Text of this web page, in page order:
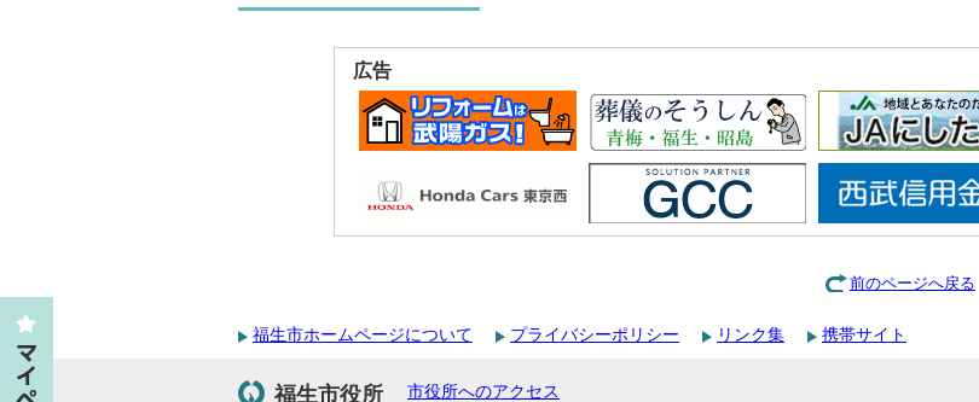
広告
前のページへ戻る
福生市ホームページについて プライバシーポリシー リンク集 携帯サイト
福生市役所 市役所へのアクセス